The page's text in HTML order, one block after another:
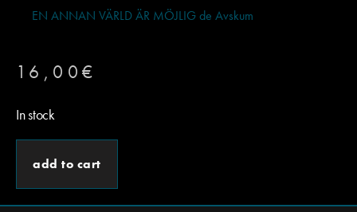
EN ANNAN VÄRLD ÄR MÖJLIG de Avskum
16,00 €
In stock
add to cart